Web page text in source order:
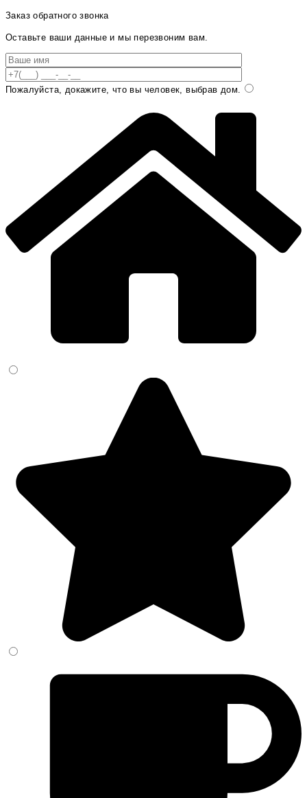
Заказ обратного звонка
Оставьте ваши данные и мы перезвоним вам.
Пожалуйста, докажите, что вы человек, выбрав дом.